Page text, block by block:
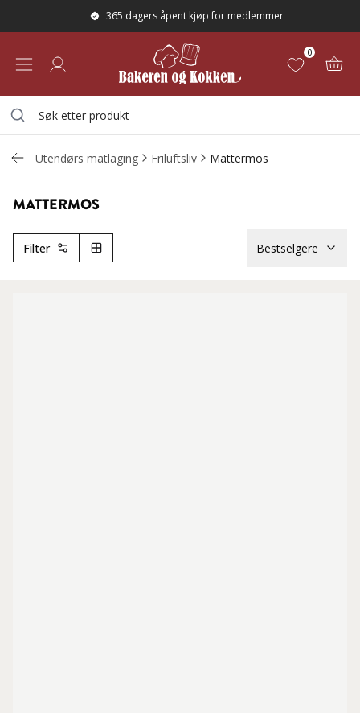
365 dagers åpent kjøp for medlemmer
0
Utendørs matlaging Friluftsliv Mattermos
MATTERMOS
Filter Bestselgere